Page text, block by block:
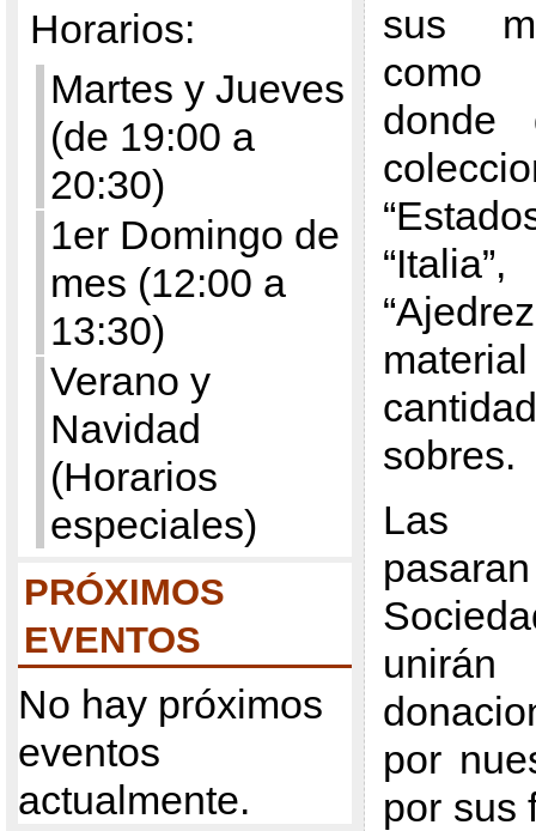
Horarios:
Martes y Jueves
(de 19:00 a
20:30)
1er Domingo de
mes (12:00 a
13:30)
Verano y
Navidad
(Horarios
especiales)
PRÓXIMOS
EVENTOS
No hay próximos
eventos
actualmente.
sus
como
donde
sobres.
Las
por
por sus